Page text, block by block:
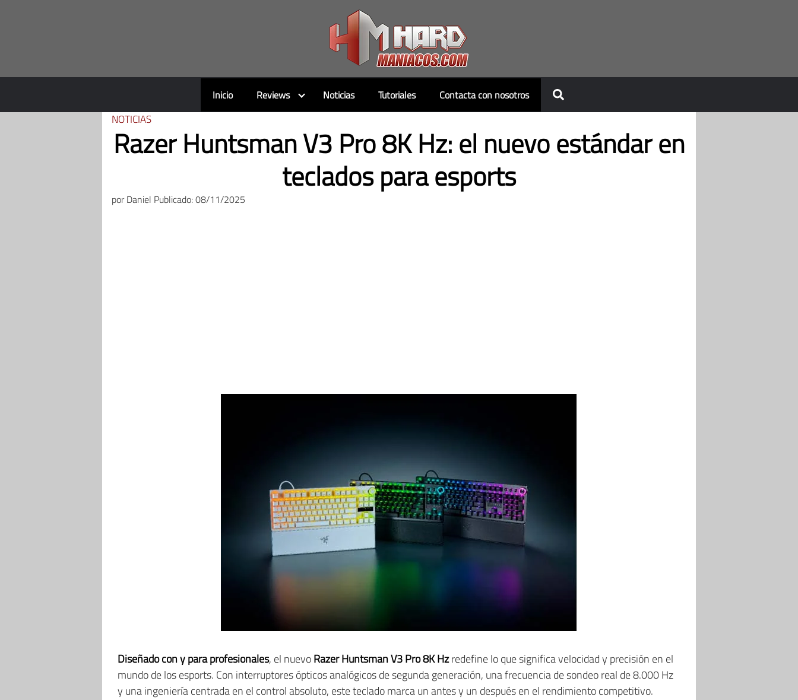
Inicio Reviews Noticias Tutoriales Contacta con nosotros
NOTICIAS
Razer Huntsman V3 Pro 8K Hz: el nuevo estándar en
teclados para esports
porDaniel Publicado: 08/11/2025
Diseñado con y para profesionales, el nuevoRazer Huntsman V3 Pro 8K Hzredefine lo que significa velocidad y precisión en el
mundo de los esports. Con interruptores ópticos analógicos de segunda generación, una frecuencia de sondeo real de 8.000 Hz
y una ingeniería centrada en el control absoluto, este teclado marca un antes y un después en el rendimiento competitivo.